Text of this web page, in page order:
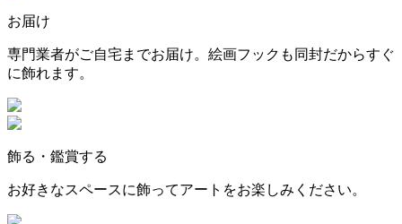
お届け
専門業者がご自宅までお届け。絵画フックも同封だからすぐ
に飾れます。
飾る・鑑賞する
お好きなスペースに飾ってアートをお楽しみください。